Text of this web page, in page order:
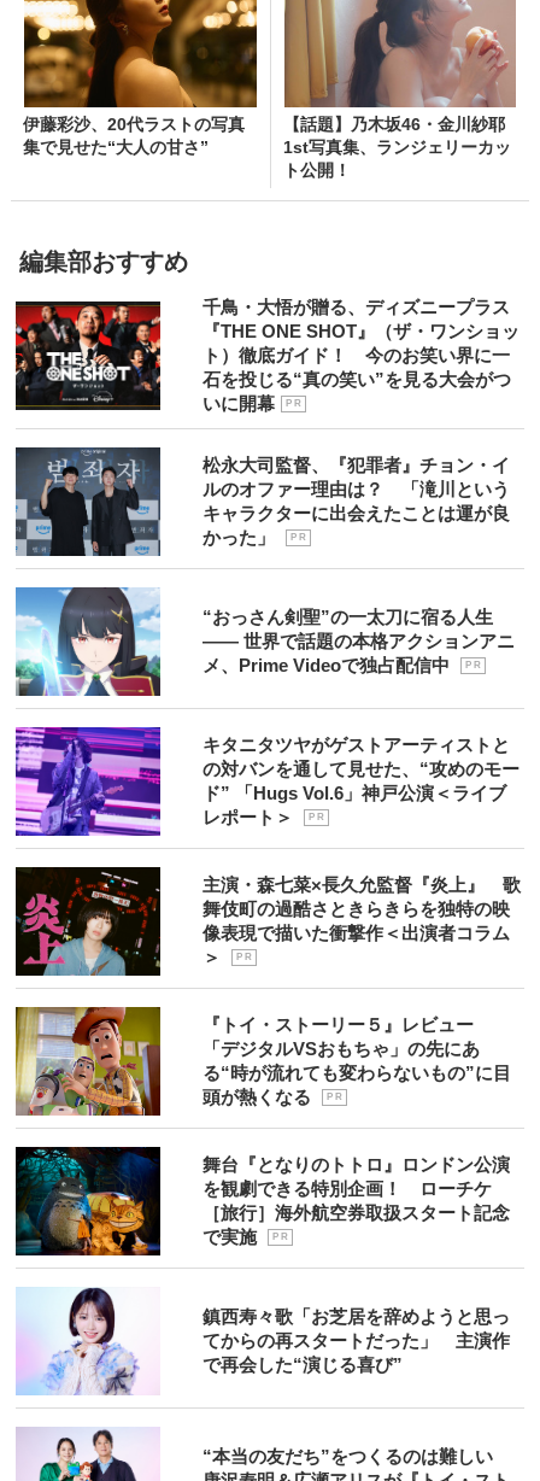
伊藤彩沙、20代ラストの写真
集で見せた“大人の甘さ”
【話題】乃木坂46・金川紗耶
1st写真集、ランジェリーカッ
ト公開！
編集部おすすめ
千鳥・大悟が贈る、ディズニープラス
『THE ONE SHOT』（ザ・ワンショッ
ト）徹底ガイド！ 今のお笑い界に一
石を投じる“真の笑い”を見る大会がつ
いに開幕
P R
松永大司監督、『犯罪者』チョン・イ
ルのオファー理由は？ 「滝川という
キャラクターに出会えたことは運が良
かった」
P R
“おっさん剣聖”の一太刀に宿る人生
―― 世界で話題の本格アクションアニ
メ、Prime Videoで独占配信中
P R
キタニタツヤがゲストアーティストと
の対バンを通して見せた、“攻めのモー
ド” 「Hugs Vol.6」神戸公演＜ライブ
レポート＞
P R
主演・森七菜×長久允監督『炎上』 歌
舞伎町の過酷さときらきらを独特の映
像表現で描いた衝撃作＜出演者コラム
＞
P R
『トイ・ストーリー５』レビュー
「デジタルVSおもちゃ」の先にあ
る“時が流れても変わらないもの”に目
頭が熱くなる
P R
舞台『となりのトトロ』ロンドン公演
を観劇できる特別企画！ ローチケ
［旅行］海外航空券取扱スタート記念
で実施
P R
鎮西寿々歌「お芝居を辞めようと思っ
てからの再スタートだった」 主演作
で再会した“演じる喜び”
“本当の友だち”をつくるのは難しい